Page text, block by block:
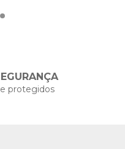
protegidos